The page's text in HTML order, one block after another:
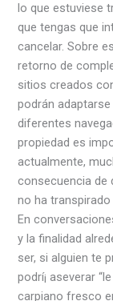
lo que estuviese
que tengas que
cancelar. Sobre
retorno de
sitios creados
podrán
diferentes
propiedad es
actualmente,
consecuencia de
no ha transpirado
En
y la finalidad
ser, si alguien te
podrí¡ aseverar
carpiano fresco